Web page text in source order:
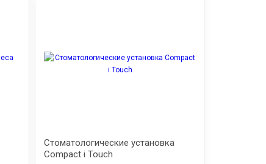
Стоматологические установка
Compact i Touch